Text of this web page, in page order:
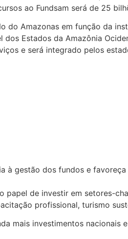
ao Fundsam será de 25
do Amazonas em função da
Estados da Amazônia
e será integrado pelos
à gestão dos fundos e
de investir em setores-
profissional, turismo
mais investimentos nacionais